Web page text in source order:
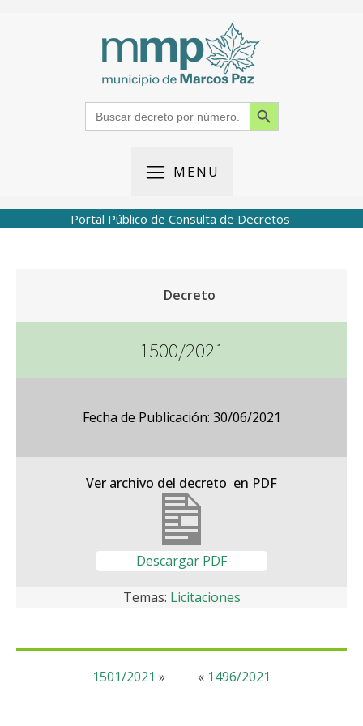
Search
for:
Search Button
MENU
Portal Público de Consulta de Decretos
Decreto
1500/2021
Fecha de Publicación: 30/06/2021
Ver archivo del decreto en PDF
Descargar PDF
Temas: Licitaciones
« 1496/2021
1501/2021 »